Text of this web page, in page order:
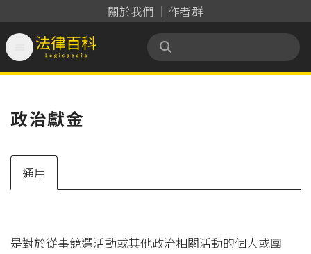
關於我們 作者群
法律百科 Legispedia
政治獻金
通用
是對於從事競選活動或其他政治相關活動的個人或團